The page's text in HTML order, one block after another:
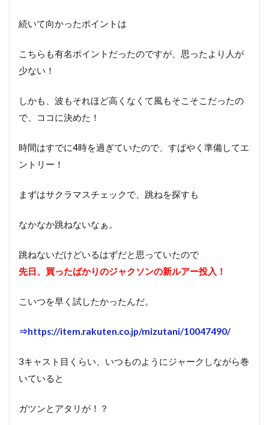
続いて向かったポイントは
こちらも有名ポイントだったのですが、思ったより人が
少ない！
しかも、波もそれほど高くなくて風もそこそこだったの
で、ココに決めた！
時間はすでに4時を過ぎていたので、すばやく準備してエ
ントリー！
まずはサクラマスチェックで、跳ねを探すも
なかなか跳ねないなぁ。
跳ねないだけどいるはずだと思っていたので
先日、買ったばかりのジャクソンの新ルアー投入！
こいつを早く試したかったんだ。
⇒https://item.rakuten.co.jp/mizutani/10047490/
3キャスト目くらい、いつものようにジャークしながら巻
いていると
ガツンとアタリが！？